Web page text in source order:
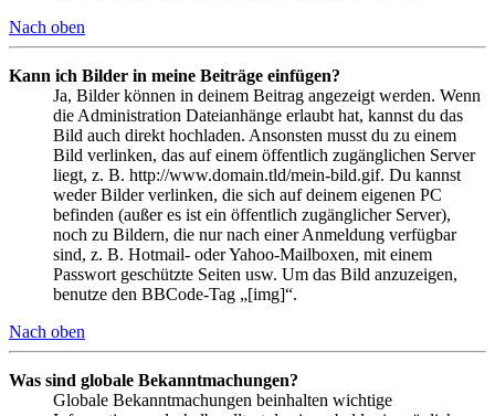
Nach oben
Kann ich Bilder in meine Beiträge einfügen?
Ja, Bilder können in deinem Beitrag angezeigt werden. Wenn
die Administration Dateianhänge erlaubt hat, kannst du das
Bild auch direkt hochladen. Ansonsten musst du zu einem
Bild verlinken, das auf einem öffentlich zugänglichen Server
liegt, z. B. http://www.domain.tld/mein-bild.gif. Du kannst
weder Bilder verlinken, die sich auf deinem eigenen PC
befinden (außer es ist ein öffentlich zugänglicher Server),
noch zu Bildern, die nur nach einer Anmeldung verfügbar
sind, z. B. Hotmail- oder Yahoo-Mailboxen, mit einem
Passwort geschützte Seiten usw. Um das Bild anzuzeigen,
benutze den BBCode-Tag „[img]“.
Nach oben
Was sind globale Bekanntmachungen?
Globale Bekanntmachungen beinhalten wichtige